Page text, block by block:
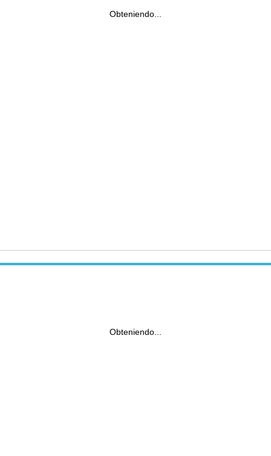
Obteniendo...
Obteniendo...